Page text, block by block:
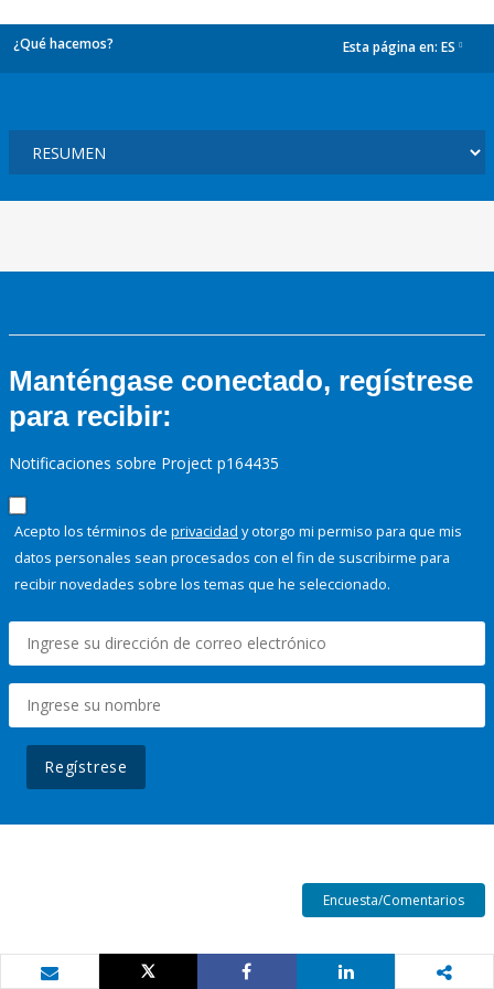
¿Qué hacemos? Esta página en: ES
Manténgase conectado, regístrese
para recibir:
Notificaciones sobre Project p164435
Acepto los términos de privacidad y otorgo mi permiso para que mis
datos personales sean procesados con el fin de suscribirme para
recibir novedades sobre los temas que he seleccionado.
Regístrese
Encuesta/Comentarios